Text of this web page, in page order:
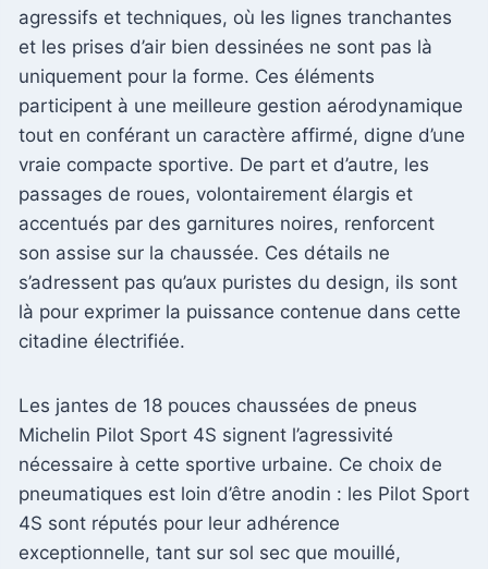
agressifs et techniques, où les lignes tranchantes
et les prises d’air bien dessinées ne sont pas là
uniquement pour la forme. Ces éléments
participent à une meilleure gestion aérodynamique
tout en conférant un caractère affirmé, digne d’une
vraie compacte sportive. De part et d’autre, les
passages de roues, volontairement élargis et
accentués par des garnitures noires, renforcent
son assise sur la chaussée. Ces détails ne
s’adressent pas qu’aux puristes du design, ils sont
là pour exprimer la puissance contenue dans cette
citadine électrifiée.
Les jantes de 18 pouces chaussées de pneus
Michelin Pilot Sport 4S signent l’agressivité
nécessaire à cette sportive urbaine. Ce choix de
pneumatiques est loin d’être anodin : les Pilot Sport
4S sont réputés pour leur adhérence
exceptionnelle, tant sur sol sec que mouillé,